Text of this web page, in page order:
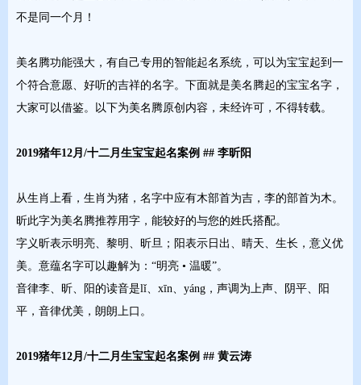
不是同一个月！
美名腾功能强大，有自己专用的智能起名系统，可以为宝宝起到一
个符合意愿、好听的吉祥的名字。下面就是美名腾起的宝宝名字，
大家可以借鉴。以下为美名腾原创内容，未经许可，不得转载。
2019猪年12月/十二月生宝宝起名案例 ## 李昕阳
从生肖上看，生肖为猪，名字中应有木部首为吉，李的部首为木。
昕此字为美名腾推荐用字，能较好的与您的姓氏搭配。
字义昕表示明亮、黎明、昕旦；阳表示日出、晴天、生长，意义优
美。意蕴名字可以趣解为：“明亮 • 温暖”。
音律李、昕、阳的读音是lǐ、xīn、yáng，声调为上声、阴平、阳
平，音律优美，朗朗上口。
2019猪年12月/十二月生宝宝起名案例 ## 黄云涛